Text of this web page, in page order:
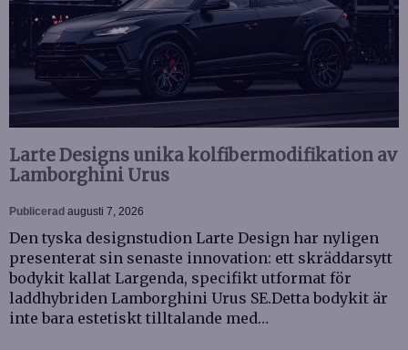
Larte Designs unika kolfibermodifikation av
Lamborghini Urus
Publicerad augusti 7, 2026
Den tyska designstudion Larte Design har nyligen
presenterat sin senaste innovation: ett skräddarsytt
bodykit kallat Largenda, specifikt utformat för
laddhybriden Lamborghini Urus SE.Detta bodykit är
inte bara estetiskt tilltalande med…